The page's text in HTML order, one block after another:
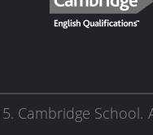
Cambridge School.